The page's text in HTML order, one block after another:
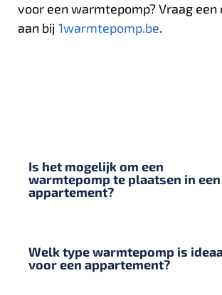
voor een warmtepomp? Vraag
aan bij 1warmtepomp.be.
Is het mogelijk om een
warmtepomp te plaatsen in een
appartement?
Welk type warmtepomp is
voor een appartement?